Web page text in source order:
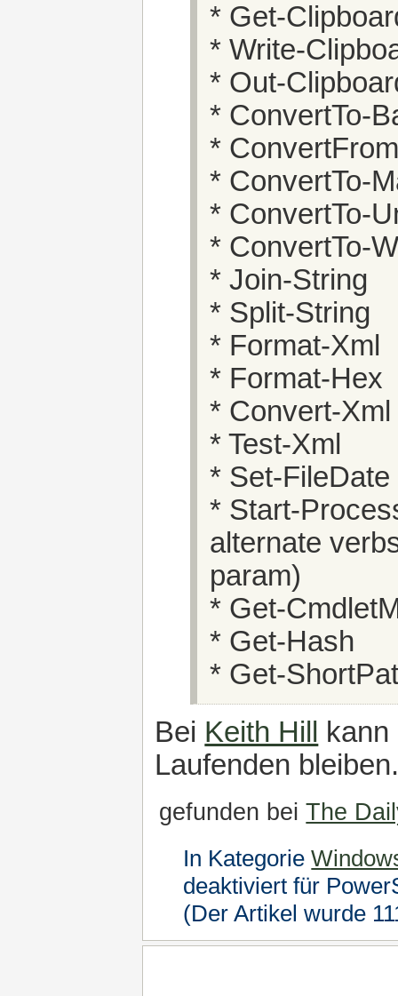
* Get-
* Write-
* Out-
* ConvertTo-
*
* ConvertTo-
* ConvertTo-
* ConvertTo-
* Join-String
* Split-String
* Format-Xml
* Format-Hex
* Convert-
* Test-Xml
* Set-
* Start-
alternate
param)
* Get-
* Get-Hash
* Get-
Bei Keith Hill
Laufenden
gefunden beiThe
In Kategorie
deaktiviert für
(Der Artikel wurde